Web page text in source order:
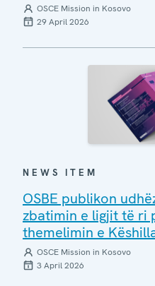
OSCE Mission in Kosovo
29 April 2026
NEWS ITEM
OSBE publikon
zbatimin e ligjit të ri
themelimin e
OSCE Mission in Kosovo
3 April 2026